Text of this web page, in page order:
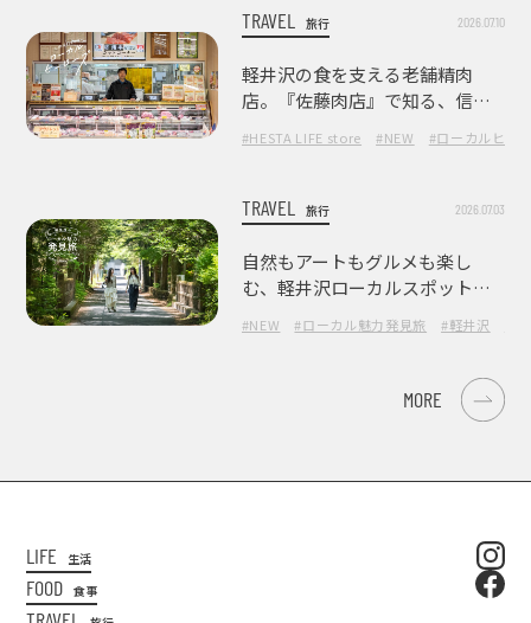
TRAVEL 旅行 2026.07.10
軽井沢の食を支える老舗精肉
店。『佐藤肉店』で知る、信州
#HESTA LIFE store #NEW #ローカルヒー
TRAVEL 旅行 2026.07.03
自然もアートもグルメも楽し
む、軽井沢ローカルスポット巡
#NEW #ローカル魅力発見旅 #軽井沢
MORE
LIFE 生活
FOOD 食事